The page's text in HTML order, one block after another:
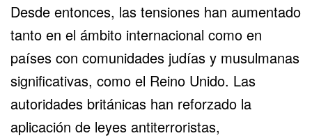
Desde entonces, las tensiones han aumentado
tanto en el ámbito internacional como en
países con comunidades judías y musulmanas
significativas, como el Reino Unido. Las
autoridades británicas han reforzado la
aplicación de leyes antiterroristas,